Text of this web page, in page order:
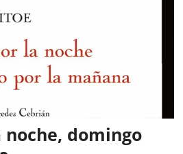
noche, domingo